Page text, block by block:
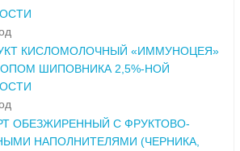
КИСЛОМОЛОЧНЫЙ «ИММУНОЦЕЯ»
ШИПОВНИКА 2,5%-НОЙ
ОБЕЗЖИРЕННЫЙ С ФРУКТОВО-
НАПОЛНИТЕЛЯМИ (ЧЕРНИКА,